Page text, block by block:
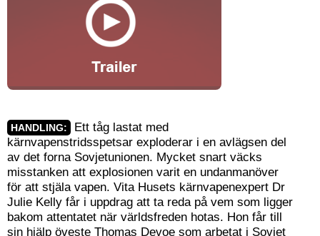
HANDLING:
Ett tåg lastat med
kärnvapenstridsspetsar exploderar i en avlägsen del
av det forna Sovjetunionen. Mycket snart väcks
misstanken att explosionen varit en undanmanöver
för att stjäla vapen. Vita Husets kärnvapenexpert Dr
Julie Kelly får i uppdrag att ta reda på vem som ligger
bakom attentatet när världsfreden hotas. Hon får till
sin hjälp öveste Thomas Devoe som arbetat i Sovjet